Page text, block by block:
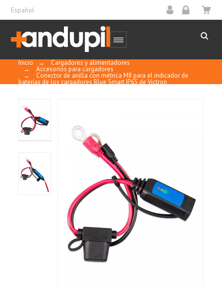
Español
Inicio → Cargadores y alimentadores
→ Accesorios para cargadores
→ Conector de anilla con métrica M8 para el indicador de
baterías de los cargadores Blue Smart IP65 de Victron